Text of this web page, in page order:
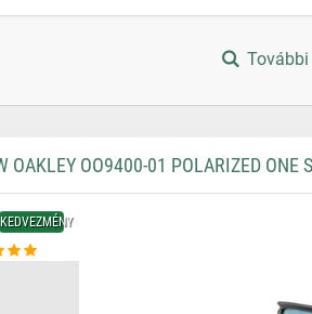
OAKLEY OO9400-01 POLARIZED ONE
KEDVEZMÉNY